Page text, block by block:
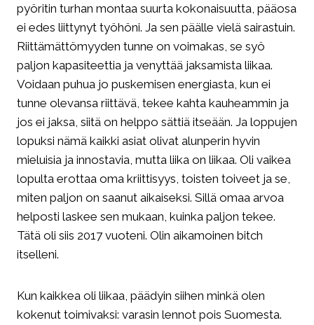
pyöritin turhan montaa suurta kokonaisuutta, pääosa
ei edes liittynyt työhöni. Ja sen päälle vielä sairastuin.
Riittämättömyyden tunne on voimakas, se syö
paljon kapasiteettia ja venyttää jaksamista liikaa.
Voidaan puhua jo puskemisen energiasta, kun ei
tunne olevansa riittävä, tekee kahta kauheammin ja
jos ei jaksa, siitä on helppo sättiä itseään. Ja loppujen
lopuksi nämä kaikki asiat olivat alunperin hyvin
mieluisia ja innostavia, mutta liika on liikaa. Oli vaikea
lopulta erottaa oma kriittisyys, toisten toiveet ja se,
miten paljon on saanut aikaiseksi. Sillä omaa arvoa
helposti laskee sen mukaan, kuinka paljon tekee.
Tätä oli siis 2017 vuoteni. Olin aikamoinen bitch
itselleni.
Kun kaikkea oli liikaa, päädyin siihen minkä olen
kokenut toimivaksi: varasin lennot pois Suomesta.